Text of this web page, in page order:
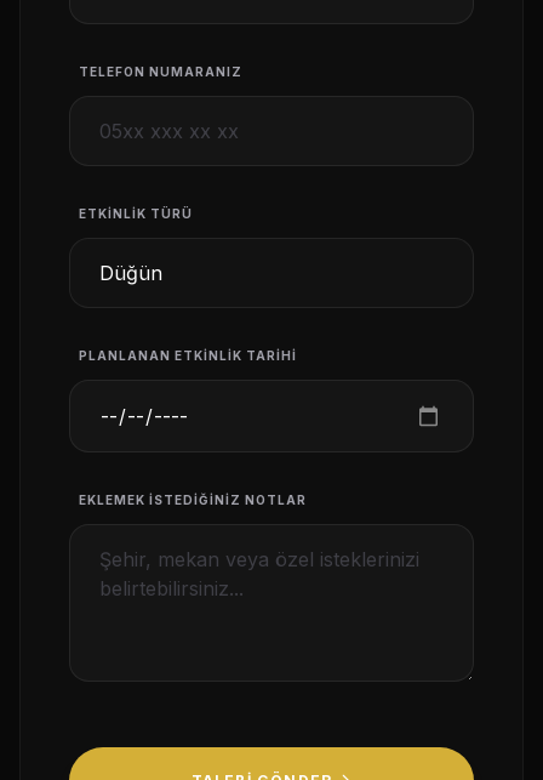
TELEFON NUMARANIZ
ETKINLIK TÜRÜ
PLANLANAN ETKINLIK TARIHI
EKLEMEK İSTEDIĞINIZ NOTLAR